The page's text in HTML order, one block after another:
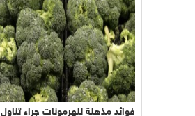
فوائد مذهلة للهرمونات جراء تناول